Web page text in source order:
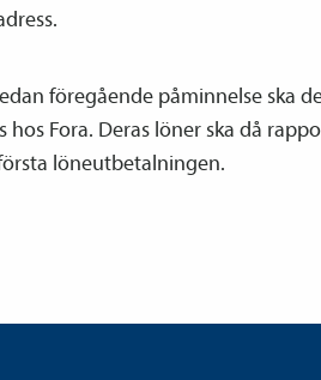
föregående påminnelse ska
Fora. Deras löner ska då
löneutbetalningen.